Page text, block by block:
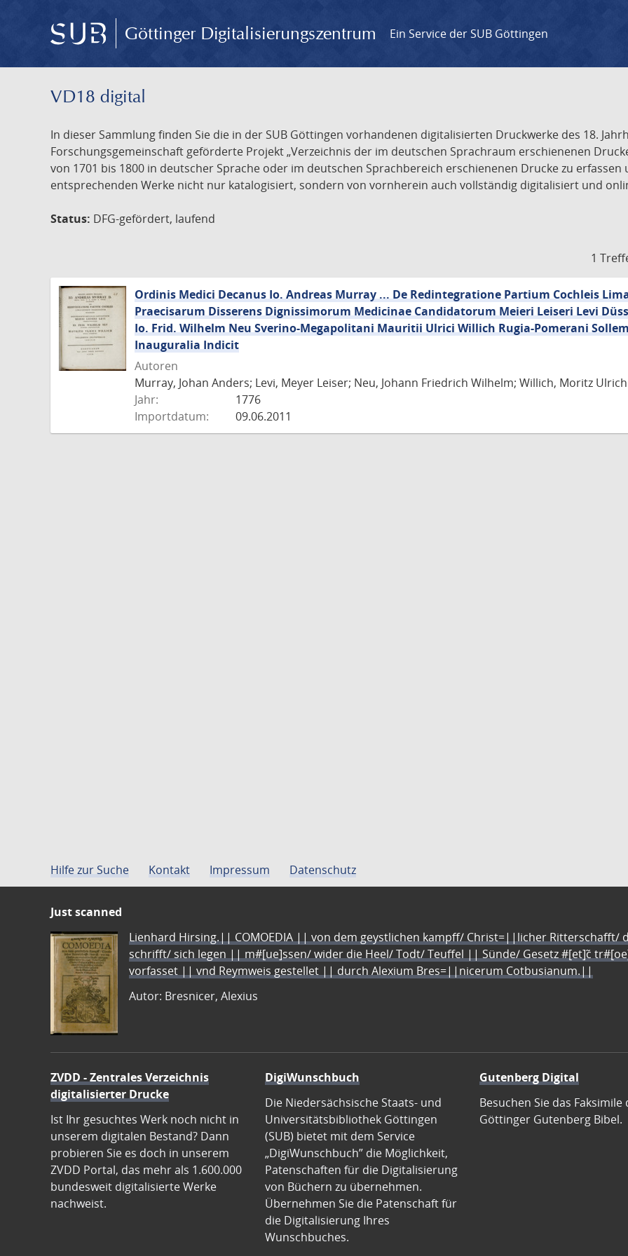
Göttinger Digitalisierungszentrum Ein Service der SUB Göttingen
VD18 digital
In dieser Sammlung finden Sie die in der SUB Göttingen vorhandenen digitalisierten Druckwerke des 18.
Forschungsgemeinschaft geförderte Projekt „Verzeichnis der im deutschen Sprachraum erschienenen
von 1701 bis 1800 in deutscher Sprache oder im deutschen Sprachbereich erschienenen Drucke zu
entsprechenden Werke nicht nur katalogisiert, sondern von vornherein auch vollständig digitalisiert und
Status: DFG-gefördert, laufend
1
Ordinis Medici Decanus Io. Andreas Murray ... De Redintegratione Partium Cochleis
Praecisarum Disserens Dignissimorum Medicinae Candidatorum Meieri Leiseri Levi
Io. Frid. Wilhelm Neu Sverino-Megapolitani Mauritii Ulrici Willich Rugia-Pomerani
Inauguralia Indicit
Autoren
Murray, Johan Anders; Levi, Meyer Leiser; Neu, Johann Friedrich Wilhelm; Willich, Moritz Ulrich
Jahr:
1776
Importdatum:
09.06.2011
Hilfe zur Suche Kontakt Impressum Datenschutz
Just scanned
Lienhard Hirsing.|| COMOEDIA || von dem geystlichen kampff/ Christ=||licher Ritterschafft/
schrifft/ sich legen || m#[ue]ssen/ wider die Heel/ Todt/ Teuffel || Sünde/ Gesetz #[et]c̃
vorfasset || vnd Reymweis gestellet || durch Alexium Bres=||nicerum Cotbusianum.||
Autor: Bresnicer, Alexius
ZVDD - Zentrales Verzeichnis
digitalisierter Drucke
Ist Ihr gesuchtes Werk noch nicht in
unserem digitalen Bestand? Dann
probieren Sie es doch in unserem
ZVDD Portal, das mehr als 1.600.000
bundesweit digitalisierte Werke
nachweist.
DigiWunschbuch
Die Niedersächsische Staats- und
Universitätsbibliothek Göttingen
(SUB) bietet mit dem Service
„DigiWunschbuch” die Möglichkeit,
Patenschaften für die Digitalisierung
von Büchern zu übernehmen.
Übernehmen Sie die Patenschaft für
die Digitalisierung Ihres
Wunschbuches.
Gutenberg Digital
Besuchen Sie das Faksimile
Göttinger Gutenberg Bibel.